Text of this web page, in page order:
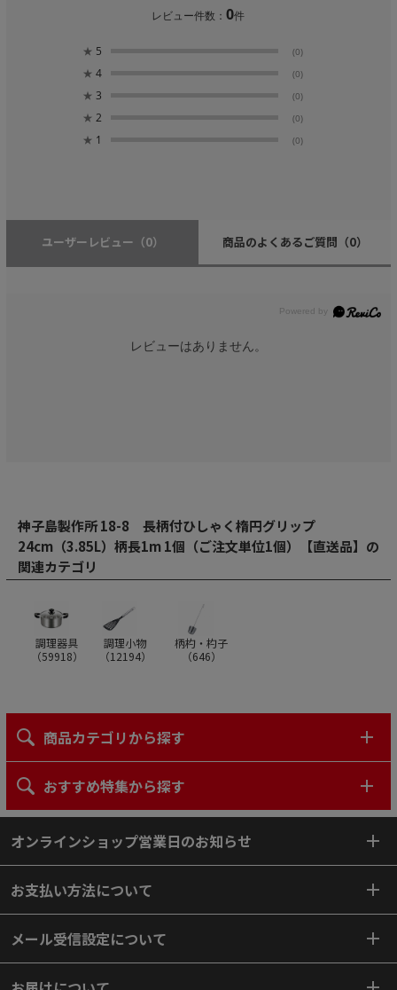
レビュー件数：0件
★ 5 (0)
★ 4 (0)
★ 3 (0)
★ 2 (0)
★ 1 (0)
ユーザーレビュー （0） 商品のよくあるご質問 （0）
レビューはありません。
神子島製作所 18-8 長柄付ひしゃく楕円グリップ
24cm（3.85L）柄長1m 1個（ご注文単位1個）【直送品】の
関連カテゴリ
調理器具
（59918）
調理小物
（12194）
柄杓・杓子
（646）
商品カテゴリから探す
おすすめ特集から探す
オンラインショップ営業日のお知らせ
お支払い方法について
メール受信設定について